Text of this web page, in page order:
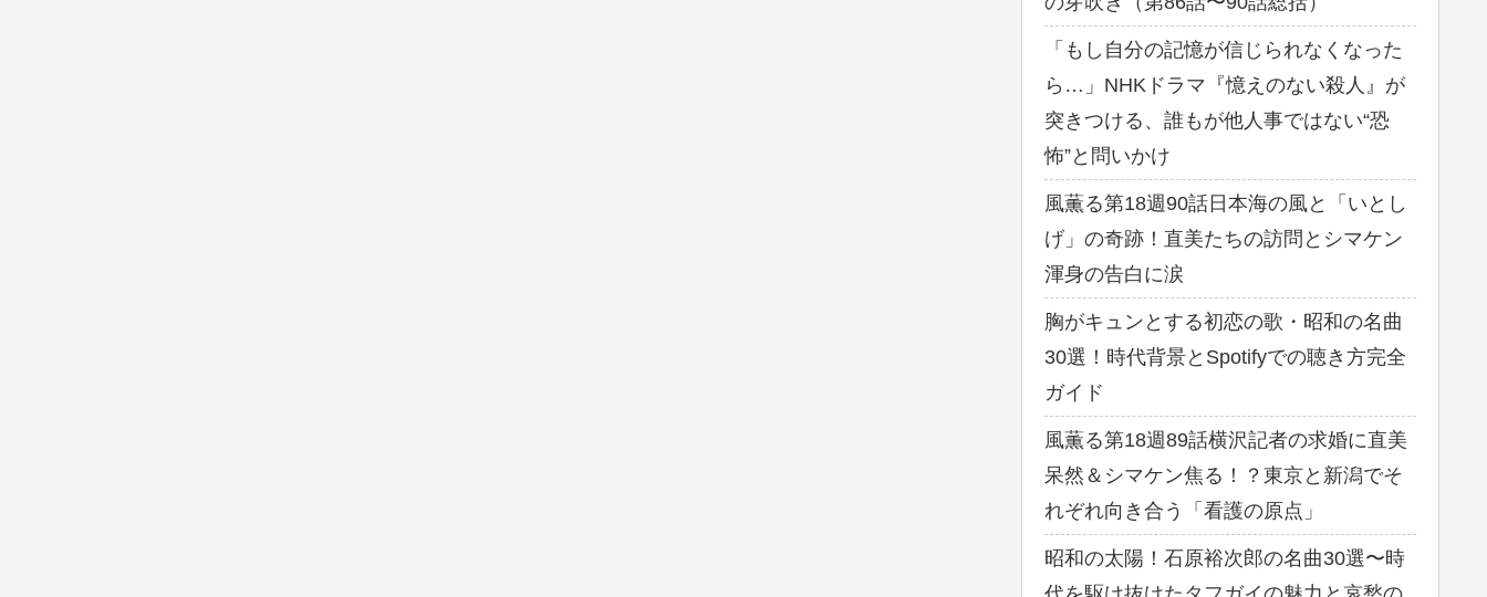
「もし自分の記憶が信じられなくなった
ら…」NHKドラマ『憶えのない殺人』が
突きつける、誰もが他人事ではない“恐
怖”と問いかけ
風薫る第18週90話日本海の風と「いとし
げ」の奇跡！直美たちの訪問とシマケン
渾身の告白に涙
胸がキュンとする初恋の歌・昭和の名曲
30選！時代背景とSpotifyでの聴き方完全
ガイド
風薫る第18週89話横沢記者の求婚に直美
呆然＆シマケン焦る！？東京と新潟でそ
れぞれ向き合う「看護の原点」
昭和の太陽！石原裕次郎の名曲30選〜時